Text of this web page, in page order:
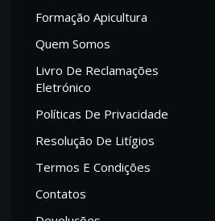
Formação Apicultura
Quem Somos
Livro De Reclamações
Eletrónico
Políticas De Privacidade
Resolução De Litígios
Termos E Condições
Contatos